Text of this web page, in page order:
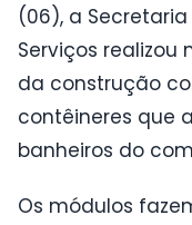
(06), a
Serviços
da construção
contêineres que
banheiros do
Os módulos